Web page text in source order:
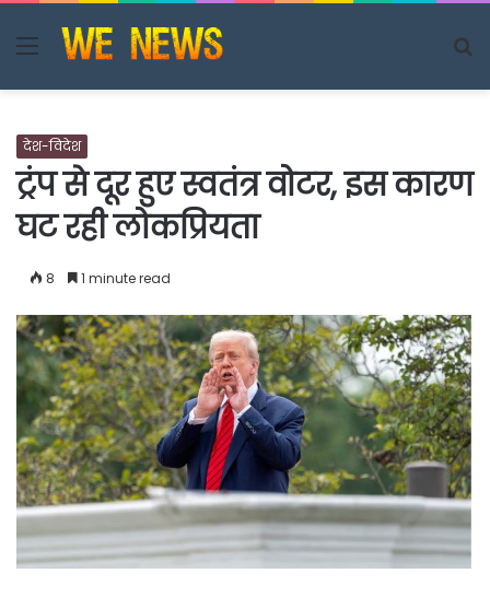
Menu
देश-विदेश
ट्रंप से दूर हुए स्वतंत्र वोटर, इस कारण
घट रही लोकप्रियता
8 1 minute read